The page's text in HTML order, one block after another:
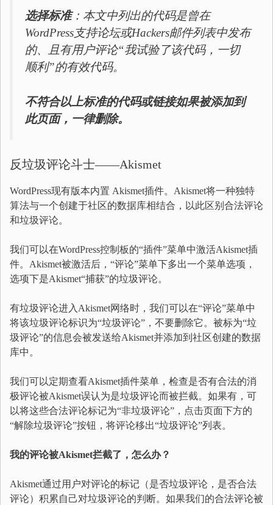
选择标准：本文中列出的代码是曾在
WordPress支持论坛或Hackers邮件列表中发布
的、且有用户评论“我试验了该代码，一切
顺利”的有效代码。
不符合以上标准的代码或链接如果被添加到
此页面，一律删除。
反垃圾评论斗士——Akismet
WordPress现有版本内置 Akismet插件。Akismet将一种独特
算法与一个创建于社区的数据库相结合，以此区别合法评论
和垃圾评论。
我们可以在WordPress控制板的“插件”菜单中激活Akismet插
件。Akismet被激活后，“评论”菜单下多出一个菜单选项，
选项下是Akismet“捕获”的垃圾评论。
有垃圾评论进入Akismet网络时，我们可以在“评论”菜单中
将该垃圾评论标识为“垃圾评论”，不要删除它。被标为“垃
圾评论”的信息会被发送给Akismet并添加到社区创建的数据
库中。
我们可以定期查看Akismet插件菜单，检查是否有合法的消
极评论被Akismet误认为是垃圾评论而被拦截。如果有，可
以将这些合法评论标记为“非垃圾评论”，点击页面下方的
“解除垃圾评论”按钮，将评论移出“垃圾评论”列表。
我的评论被Akismet拦截了，怎么办？
Akismet通过用户对评论的标记（是否垃圾评论，是否合法
评论）积累自己对垃圾评论的判断。如果我们的合法评论被